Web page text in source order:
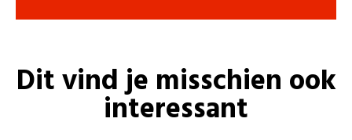
Dit vind je misschien ook
interessant